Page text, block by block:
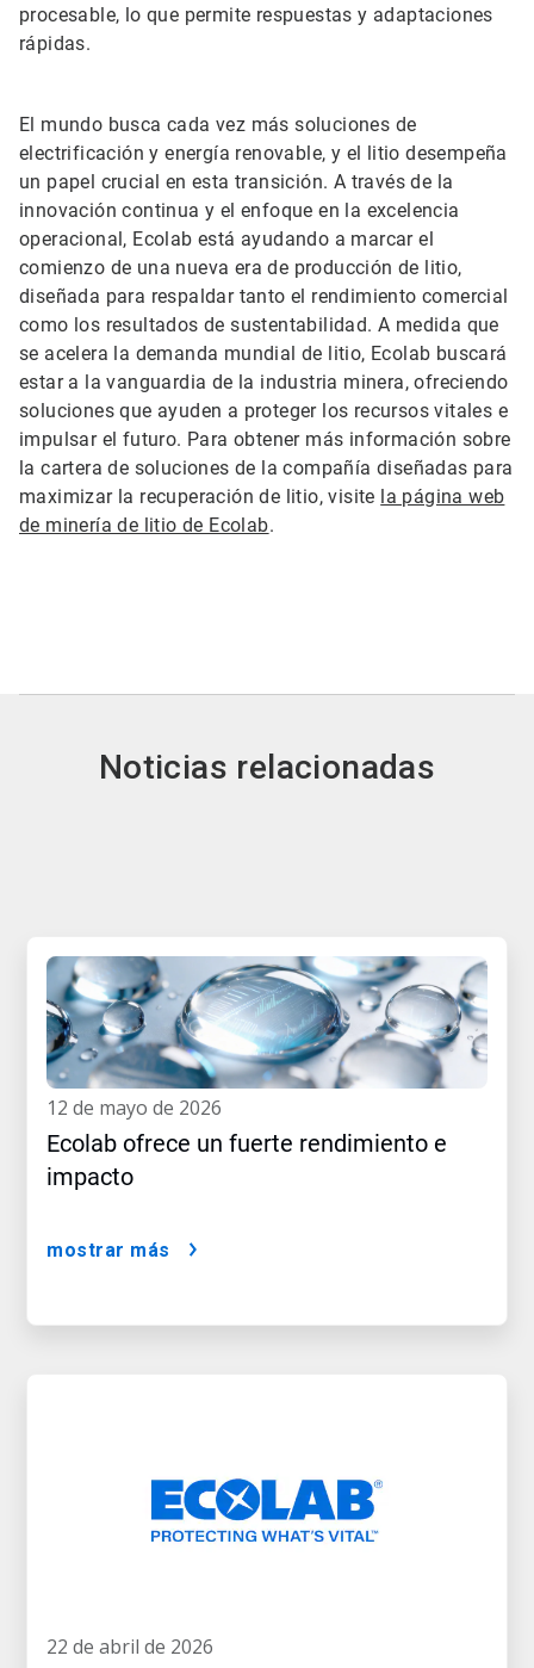
procesable, lo que permite respuestas y adaptaciones
rápidas.
El mundo busca cada vez más soluciones de
electrificación y energía renovable, y el litio desempeña
un papel crucial en esta transición. A través de la
innovación continua y el enfoque en la excelencia
operacional, Ecolab está ayudando a marcar el
comienzo de una nueva era de producción de litio,
diseñada para respaldar tanto el rendimiento comercial
como los resultados de sustentabilidad. A medida que
se acelera la demanda mundial de litio, Ecolab buscará
estar a la vanguardia de la industria minera, ofreciendo
soluciones que ayuden a proteger los recursos vitales e
impulsar el futuro. Para obtener más información sobre
la cartera de soluciones de la compañía diseñadas para
maximizar la recuperación de litio, visite la página web
de minería de litio de Ecolab.
Noticias relacionadas
12 de mayo de 2026
Ecolab ofrece un fuerte rendimiento e
impacto
mostrar más
22 de abril de 2026